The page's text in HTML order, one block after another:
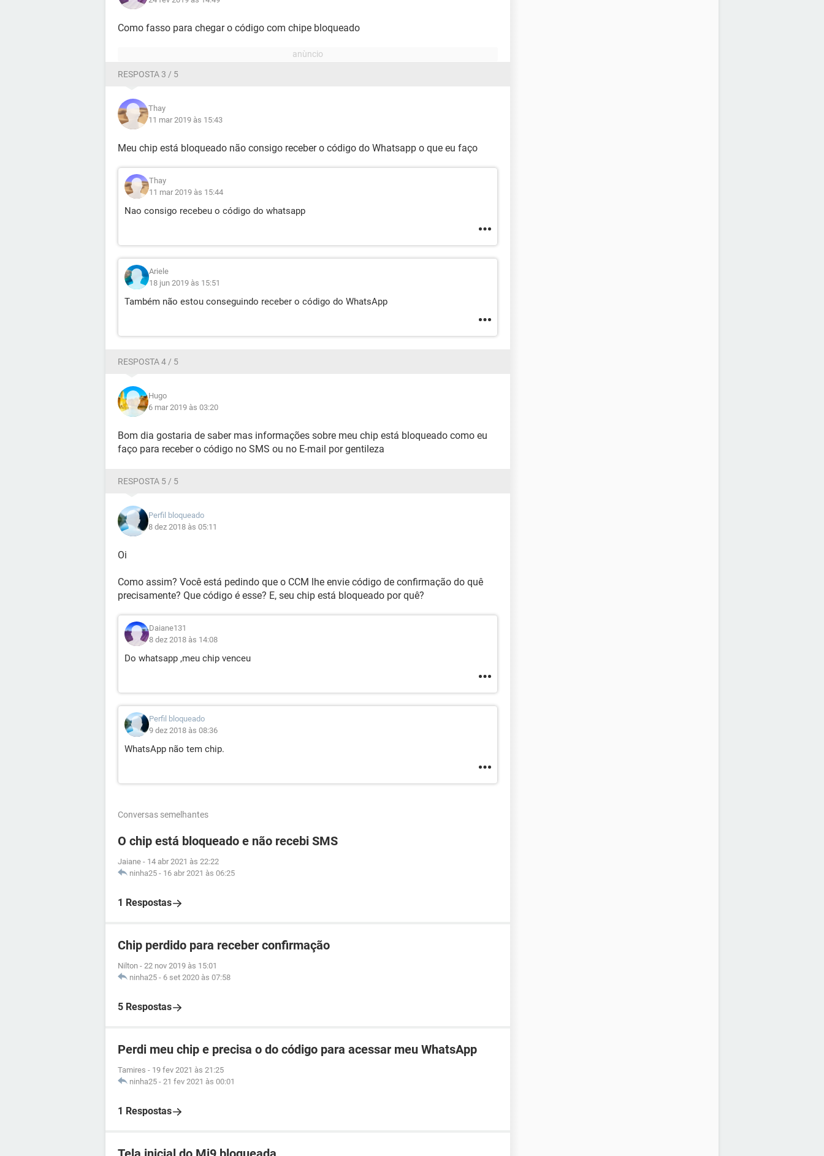
Como fasso para chegar o código com chipe bloqueado
RESPOSTA 3 / 5
Thay
11 mar 2019 às 15:43
Meu chip está bloqueado não consigo receber o código do Whatsapp o que eu faço
Thay
11 mar 2019 às 15:44
Nao consigo recebeu o código do whatsapp
Ariele
18 jun 2019 às 15:51
Também não estou conseguindo receber o código do WhatsApp
RESPOSTA 4 / 5
Hugo
6 mar 2019 às 03:20
Bom dia gostaria de saber mas informações sobre meu chip está bloqueado como eu
faço para receber o código no SMS ou no E-mail por gentileza
RESPOSTA 5 / 5
Perfil bloqueado
8 dez 2018 às 05:11
Oi
Como assim? Você está pedindo que o CCM lhe envie código de confirmação do quê
precisamente? Que código é esse? E, seu chip está bloqueado por quê?
Daiane131
8 dez 2018 às 14:08
Do whatsapp ,meu chip venceu
Perfil bloqueado
9 dez 2018 às 08:36
WhatsApp não tem chip.
Conversas semelhantes
O chip está bloqueado e não recebi SMS
Jaiane - 14 abr 2021 às 22:22
ninha25 - 16 abr 2021 às 06:25
1 Respostas
Chip perdido para receber confirmação
Nilton - 22 nov 2019 às 15:01
ninha25 - 6 set 2020 às 07:58
5 Respostas
Perdi meu chip e precisa o do código para acessar meu WhatsApp
Tamires - 19 fev 2021 às 21:25
ninha25 - 21 fev 2021 às 00:01
1 Respostas